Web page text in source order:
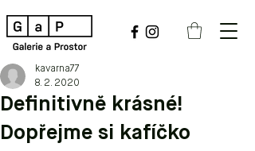
Definitivně krásné!
Dopřejme si kafíčko
kavarna77
8. 2. 2020